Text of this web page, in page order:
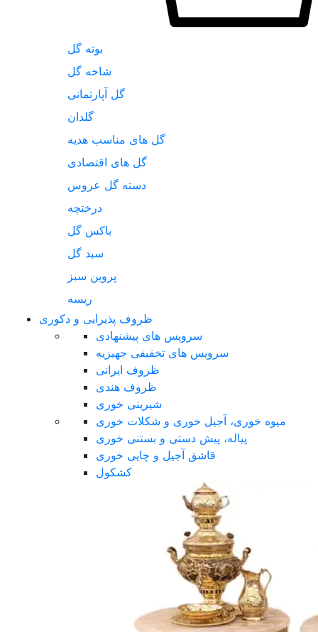
بوته گل
شاخه گل
گل آپارتمانی
گلدان
گل های مناسب هدیه
گل های اقتصادی
دسته گل عروس
درختچه
باکس گل
سبد گل
پروین سبز
ریسه
ظروف پذیرایی و دکوری
سرویس های پیشنهادی
سرویس های تخفیفی جهیزیه
ظروف ایرانی
ظروف هندی
شیرینی خوری
میوه خوری، آجیل خوری و شکلات خوری
پیاله، پیش دستی و بستنی خوری
قاشق آجیل و چایی خوری
کشکول